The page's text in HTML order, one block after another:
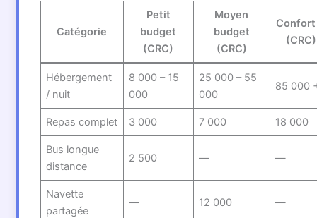
Catégorie
Petit
budget
(CRC)
Moyen
budget
(CRC)
(CRC)
Hébergement
/ nuit
8 000 – 15
000
25 000 – 55
000
85 000
Repas complet 3 000 7 000 18 000
Bus longue
distance
2 500 — —
Navette
partagée
— 12 000 —